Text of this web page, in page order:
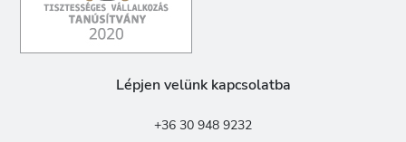
Lépjen velünk kapcsolatba
+36 30 948 9232